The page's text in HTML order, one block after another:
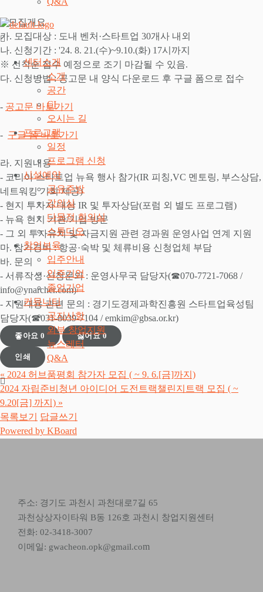
센터소개
소개
공간
CI
오시는 길
프로그램
일정
프로그램 신청
시설예약
공유주방
강의실
다목적 회의실
스튜디오
창업보육
입주안내
입주기업
졸업기업
커뮤니티
공지사항
외부 창업지원
뉴스레터
Q&A
○ 모집개요
가. 모집대상 : 도내 벤처·스타트업 30개사 내외
나. 신청기간 : '24. 8. 21.(수)~9.10.(화) 17시까지
※ 선착순 접수 예정으로 조기 마감될 수 있음.
다. 신청방법 : 공고문 내 양식 다운로드 후 구글 폼으로 접수
- 공고문 바로가기
- 구글 폼 바로가기
라. 지원내용
- 코리아 스타트업 뉴욕 행사 참가(IR 피칭,VC 멘토링, 부스상담,
네트워킹 기회 제공)
- 현지 투자자 대상 IR 및 투자상담(포럼 외 별도 프로그램)
- 뉴욕 현지 기관/기업 방문
- 그 외 투자유치 및 자금지원 관련 경과원 운영사업 연계 지원
마. 참가경비 : 항공·숙박 및 체류비용 신청업체 부담
바. 문의
- 서류작성·신청문의 : 운영사무국 담당자(☎070-7721-7068 /
info@ynarcher.com)
- 지원내용 관련 문의 : 경기도경제과학진흥원 스타트업육성팀
담당자(☎031-8039-7104 / emkim@gbsa.or.kr)
좋아요 0 싫어요0
인쇄
« 2024 허브품평회 참가자 모집 ( ~ 9. 6.[금]까지)
2024 자립준비청년 아이디어 도전트랙챌린지트랙 모집 ( ~
9.20[금] 까지) »
목록보기
답글쓰기
Powered by KBoard
주소: 경기도 과천시 과천대로7길 65
과천상상자이타워 B동 126호 과천시 창업지원센터
전화: 02-3418-3007
이메일: gwacheon.opk@gmail.com